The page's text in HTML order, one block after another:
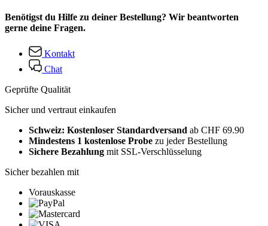
Benötigst du Hilfe zu deiner Bestellung? Wir beantworten
gerne deine Fragen.
Kontakt
Chat
Geprüfte Qualität
Sicher und vertraut einkaufen
Schweiz: Kostenloser Standardversand ab CHF 69.90
Mindestens 1 kostenlose Probe zu jeder Bestellung
Sichere Bezahlung mit SSL-Verschlüsselung
Sicher bezahlen mit
Vorauskasse